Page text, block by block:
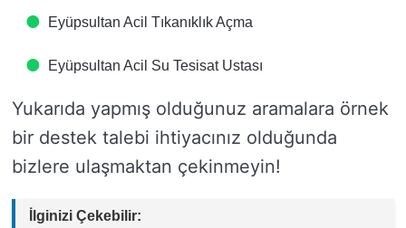
Eyüpsultan Acil Tıkanıklık Açma
Eyüpsultan Acil Su Tesisat Ustası
Yukarıda yapmış olduğunuz aramalara örnek
bir destek talebi ihtiyacınız olduğunda
bizlere ulaşmaktan çekinmeyin!
İlginizi Çekebilir: